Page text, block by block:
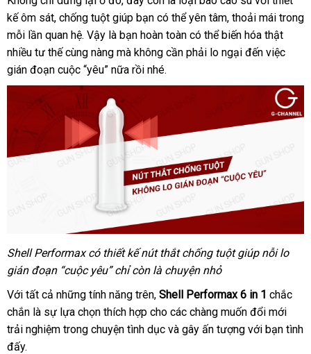
kế ôm sát, chống tuột giúp bạn có thể yên tâm, thoải mái trong
mỗi lần quan hệ. Vậy là bạn hoàn toàn có thể biến hóa thật
nhiều tư thế cùng nàng mà không cần phải lo ngại đến việc
gián đoạn cuộc “yêu” nữa rồi nhé.
Shell Performax có thiết kế nút thắt chống tuột giúp nỗi lo
gián đoạn “cuộc yêu” chỉ còn là chuyện nhỏ
Với tất cả những tính năng trên, Shell Performax 6 in 1 chắc
chắn là sự lựa chọn thích hợp cho các chàng muốn đổi mới
trải nghiệm trong chuyện tình dục và gây ấn tượng với bạn tình
đấy.